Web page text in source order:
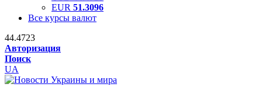
EUR 51.3096
Все курсы валют
44.4723
Авторизация
Поиск
UA